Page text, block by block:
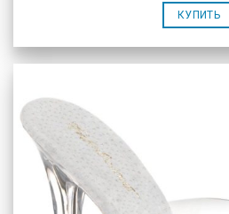
КУПИТЬ